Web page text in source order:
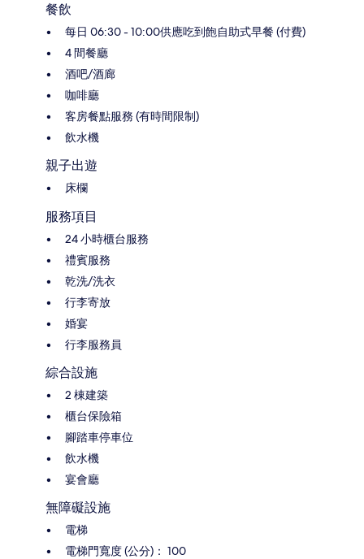
餐飲
每日 06:30 - 10:00供應吃到飽自助式早餐 (付費)
4 間餐廳
酒吧/酒廊
咖啡廳
客房餐點服務 (有時間限制)
飲水機
親子出遊
床欄
服務項目
24 小時櫃台服務
禮賓服務
乾洗/洗衣
行李寄放
婚宴
行李服務員
綜合設施
2 棟建築
櫃台保險箱
腳踏車停車位
飲水機
宴會廳
無障礙設施
電梯
電梯門寬度 (公分)： 100